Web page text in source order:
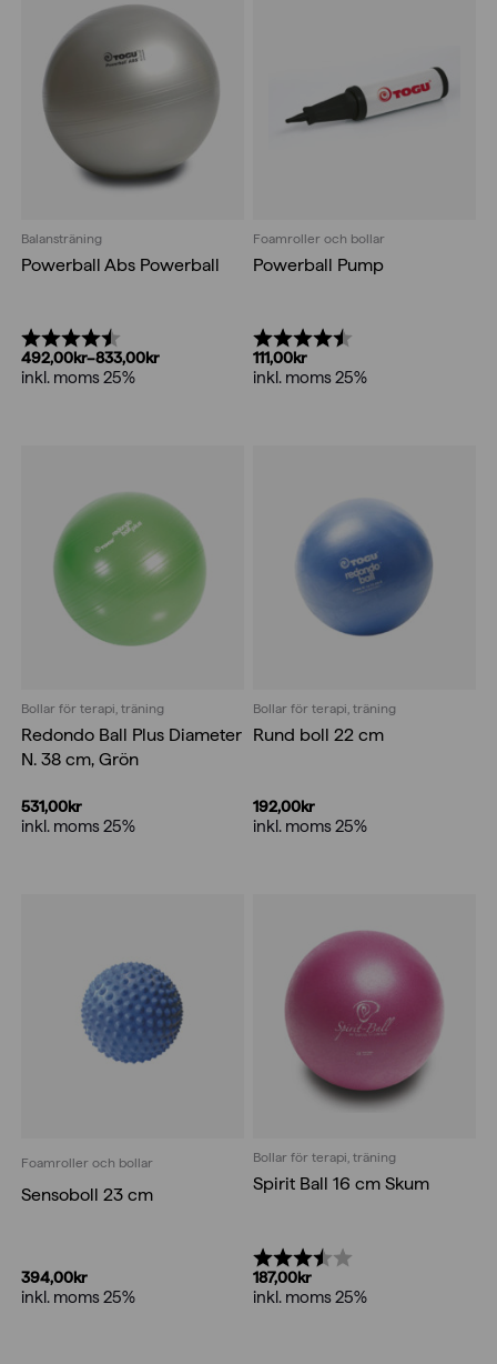
Balansträning
Powerball Abs Powerball
Betyg:
492,00kr–833,00kr
Prisintervall:
inkl. moms 25%
Foamroller och bollar
Powerball Pump
Betyg:
111,00kr
inkl. moms 25%
Bollar för terapi, träning
Redondo Ball Plus Diameter
N. 38 cm, Grön
531,00kr
inkl. moms 25%
Bollar för terapi, träning
Rund boll 22 cm
192,00kr
inkl. moms 25%
Foamroller och bollar
Sensoboll 23 cm
394,00kr
inkl. moms 25%
Bollar för terapi, träning
Spirit Ball 16 cm Skum
Betyg:
187,00kr
inkl. moms 25%